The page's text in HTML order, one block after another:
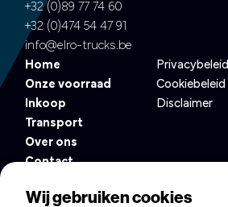
+32 (0)89 77 74 60
+32 (0)474 54 47 91
info@elro-trucks.be
Home
Onze voorraad
Inkoop
Transport
Over ons
Contact
Privacybeleid
Cookiebeleid
Disclaimer
Wij gebruiken cookies